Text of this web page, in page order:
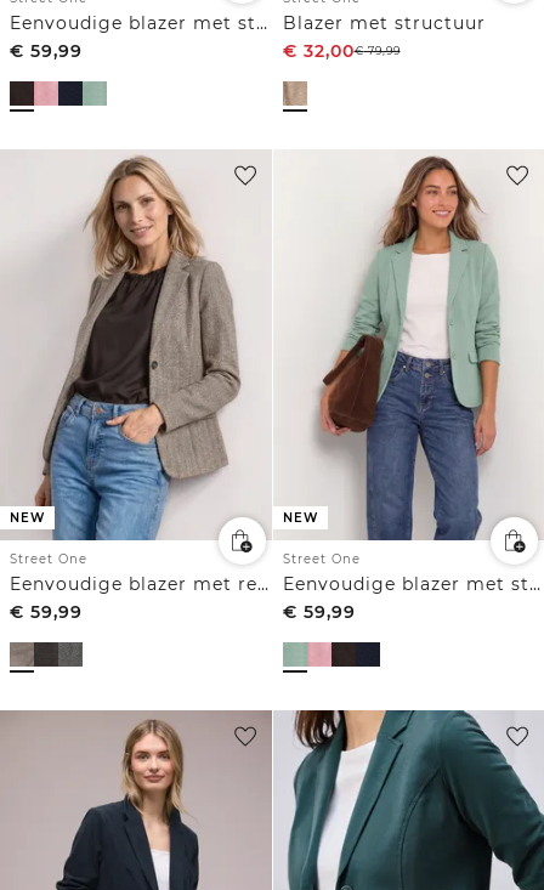
Eenvoudige blazer met structuur
€ 59,99
Blazer met structuur
€ 32,00€79,99
NEW
Street One
Eenvoudige blazer met reverskraag en patroon
€ 59,99
NEW
Street One
Eenvoudige blazer met structuur
€ 59,99